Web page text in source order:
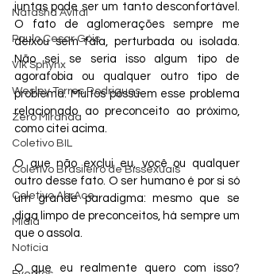
Natasha Avital
Paulo Cesar Góis
Vik Sphynx
Wesley Torres Rodrigues
Zero Miranda
Coletivo BIL
Coletivo Brasileiro de Bissexuais
Coletivo AbrAce
Mídia
Notícia
juntas pode ser um tanto desconfortável.
O fato de aglomerações sempre me
deixou sem fala, perturbada ou isolada.
Não sei se seria isso algum tipo de
agorafobia ou qualquer outro tipo de
problema. Muitos possuem esse problema
relacionado ao preconceito ao próximo,
como citei acima.
O que não exclui eu, você ou qualquer
outro desse fato. O ser humano é por si só
um grande paradigma: mesmo que se
diga limpo de preconceitos, há sempre um
que o assola.
O que eu realmente quero com isso?